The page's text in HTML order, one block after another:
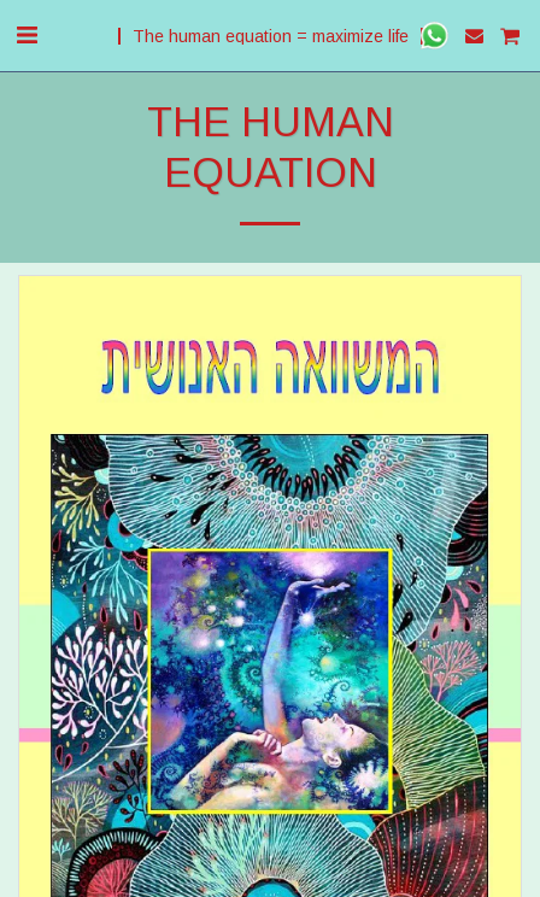
The human equation = maximize life
THE HUMAN
EQUATION